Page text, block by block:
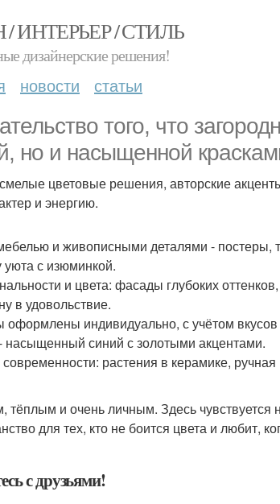
ИНТЕРЬЕР / СТИЛЬ
дизайнерские решения!
новости статьи
того, что
но и насыщенной
цветовые решения, авторские
и энергию.
и живописными деталями - постеры,
с изюминкой.
и цвета: фасады глубоких
в удовольствие.
оформлены индивидуально, с учётом
насыщенный синий с золотыми акцентами.
растения в керамике,
и очень личным. Здесь чувствуется
для тех, кто не боится цвета и любит,
с друзьями!